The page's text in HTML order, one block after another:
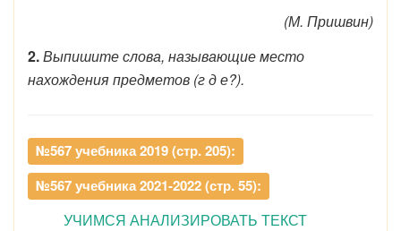
(М. Пришвин)
2.Выпишите слова, называющие место
нахождения предметов (г д е?).
№567 учебника 2019 (стр. 205):
№567 учебника 2021-2022 (стр. 55):
УЧИМСЯ АНАЛИЗИРОВАТЬ ТЕКСТ